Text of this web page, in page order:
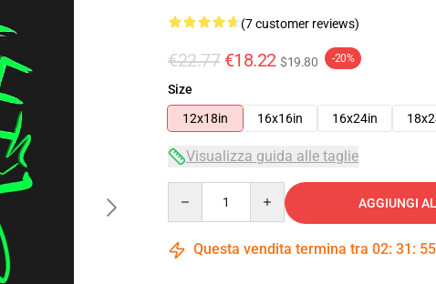
(7 customer reviews)
€22.77 €18.22 $19.80 -20%
Size
12x18in
16x16in 16x24in
Visualizza guida alle taglie
AGGIUNGI
Questa vendita termina tra 02: 31 : 54